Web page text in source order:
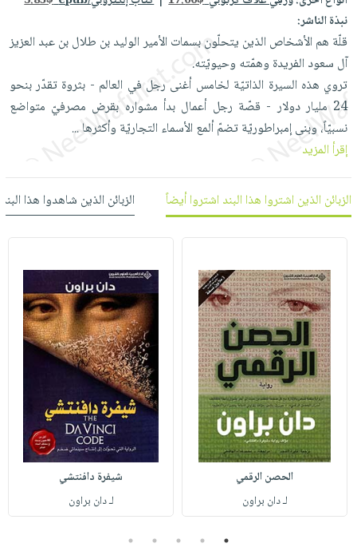
العناية
بالأسنان
الحمية
والتغذية
أدوات
المائدة
الأوعية
والتخزين
أدوات
المطبخ
الأكثر
مبيعاً
العودة
للمدارس
اكسسوارات
كتب
اكسسوارات
اكسسوارات
ملابس
مطرزات
حقائب
حلي
عناية
بالذات
صابون
أطفال
مناسبات
شحن
مجاني
بنود
مختارة
اشتراكات
كل
الاشتراكات
القراءة
iKitab
بلا
بحث
متقدم
عن
الشركة
سياسة
الشركة
فيديوهات
أسئلة
يتكرر
طرحها
خدمات
حسابك
لائحة
الأمنيات
عربة
التسوق
نشرة
الإصدارات
نبذة الناشر:
قلّة هم الأشخاص الذين يتحلّون بسمات الأمير الوليد بن طلال بن عبد العزيز
آل سعود الفريدة وهمّته وحيويّته.
تروي هذه السيرة الذاتيّة لخامس أغنى رجل في العالم - بثروة تقدّر بنحو
24 مليار دولار - قصّة رجل أعمال بدأ مشواره بقرض مصرفيّ متواضع
نسبيّاً، وبنى إمبراطوريّة تضمّ ألمع الأسماء التجاريّة وأكثرها...
إقرأ المزيد
الزبائن الذين اشتروا هذا البند اشتروا أيضاً الزبائن الذين شاهدوا هذا
الحصن الرقمي
لـ دان براون
شيفرة دافنتشي
لـ دان براون
1
2
3
4
5